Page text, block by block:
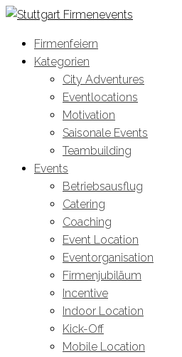
Firmenfeiern
Kategorien
City Adventures
Eventlocations
Motivation
Saisonale Events
Teambuilding
Events
Betriebsausflug
Catering
Coaching
Event Location
Eventorganisation
Firmenjubiläum
Incentive
Indoor Location
Kick-Off
Mobile Location